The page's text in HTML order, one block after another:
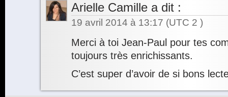
Arielle Camille a dit :
19 avril 2014 à 13:17 (UTC 2 )
Merci à toi Jean-Paul pour tes
toujours très enrichissants.
C’est super d’avoir de si bons